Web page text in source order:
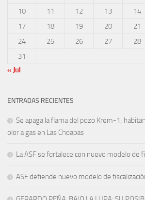
10
11 12 13 14
17
18 19 20 21
24
25 26 27 28
31
« Jul
ENTRADAS RECIENTES
Se apaga la flama del pozo Krem-1;
olor a gas en Las Choapas
La ASF se fortalece con nuevo modelo de
ASF defiende nuevo modelo de